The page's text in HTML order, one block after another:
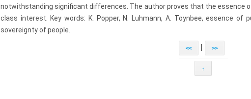
notwithstanding significant differences. The author proves that the essence
class interest. Key words: K. Popper, N. Luhmann, A. Toynbee, essence
sovereignty of people.
<< >>
↑